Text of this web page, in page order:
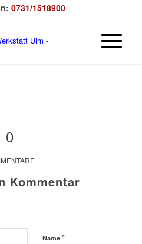
0731/1518900
0
Kommentar
Name *